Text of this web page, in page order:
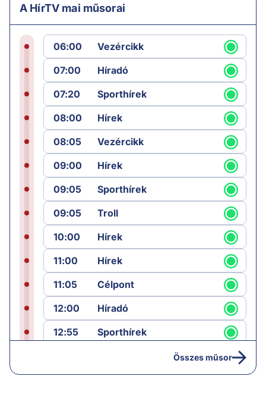
A HírTV mai műsorai
06:00
Vezércikk
07:00
Híradó
07:20
Sporthírek
08:00
Hírek
08:05
Vezércikk
09:00
Hírek
09:05
Sporthírek
09:05
Troll
10:00
Hírek
11:00
Hírek
11:05
Célpont
12:00
Híradó
12:55
Sporthírek
Összes műsor